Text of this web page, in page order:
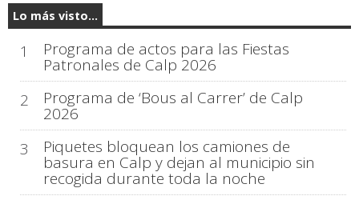
Lo más visto...
1 Programa de actos para las Fiestas
Patronales de Calp 2026
2
Programa de ‘Bous al Carrer’ de Calp
2026
3
Piquetes bloquean los camiones de
basura en Calp y dejan al municipio sin
recogida durante toda la noche